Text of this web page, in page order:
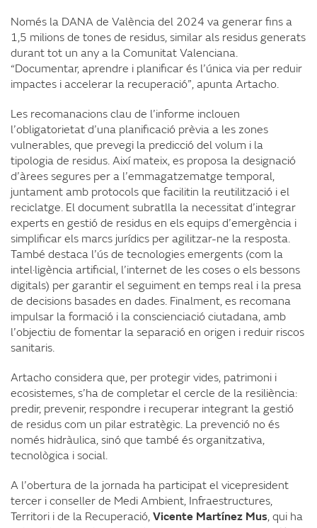
Només la DANA de València del 2024 va generar fins a
1,5 milions de tones de residus, similar als residus generats
durant tot un any a la Comunitat Valenciana.
“Documentar, aprendre i planificar és l’única via per reduir
impactes i accelerar la recuperació”, apunta Artacho.
Les recomanacions clau de l’informe inclouen
l’obligatorietat d’una planificació prèvia a les zones
vulnerables, que prevegi la predicció del volum i la
tipologia de residus. Així mateix, es proposa la designació
d’àrees segures per a l’emmagatzematge temporal,
juntament amb protocols que facilitin la reutilització i el
reciclatge. El document subratlla la necessitat d’integrar
experts en gestió de residus en els equips d’emergència i
simplificar els marcs jurídics per agilitzar-ne la resposta.
També destaca l’ús de tecnologies emergents (com la
intel·ligència artificial, l’internet de les coses o els bessons
digitals) per garantir el seguiment en temps real i la presa
de decisions basades en dades. Finalment, es recomana
impulsar la formació i la conscienciació ciutadana, amb
l’objectiu de fomentar la separació en origen i reduir riscos
sanitaris.
Artacho considera que, per protegir vides, patrimoni i
ecosistemes, s’ha de completar el cercle de la resiliència:
predir, prevenir, respondre i recuperar integrant la gestió
de residus com un pilar estratègic. La prevenció no és
només hidràulica, sinó que també és organitzativa,
tecnològica i social.
A l’obertura de la jornada ha participat el vicepresident
tercer i conseller de Medi Ambient, Infraestructures,
Territori i de la Recuperació, Vicente Martínez Mus, qui ha